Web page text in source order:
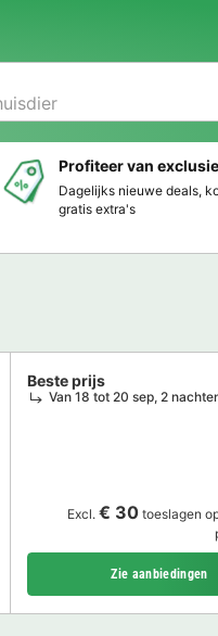
Profiteer van
Dagelijks nieuwe deals,
gratis extra's
Beste prijs
Van 18 tot 20 sep, 2
Excl. € 30 toeslagen
Zie aanbiedingen